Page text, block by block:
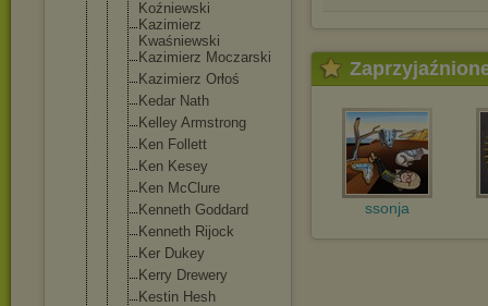
Koźniewski
Kazimierz
Kwaśniewski
Kazimierz Moczarski
Kazimierz Orłoś
Kedar Nath
Kelley Armstrong
Ken Follett
Ken Kesey
Ken McClure
Kenneth Goddard
Kenneth Rijock
Ker Dukey
Kerry Drewery
Kestin Hesh
ssonja